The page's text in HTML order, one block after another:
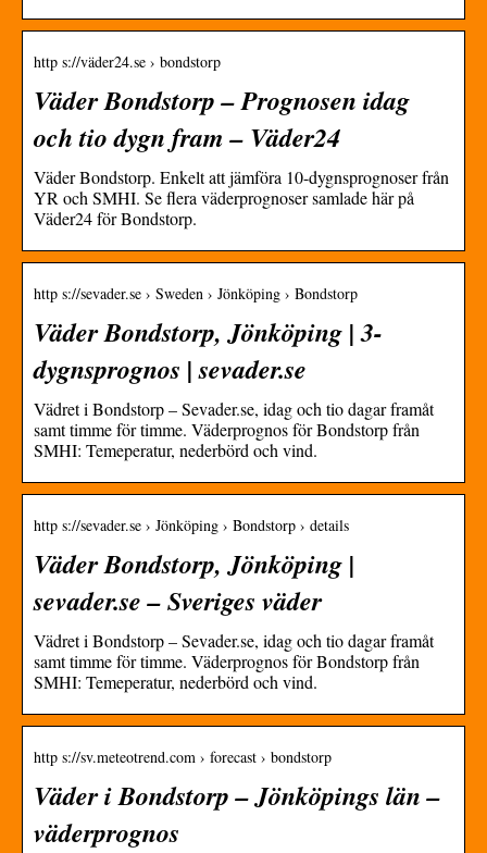
http s://väder24.se › bondstorp
Väder Bondstorp – Prognosen idag
och tio dygn fram – Väder24
Väder Bondstorp. Enkelt att jämföra 10-dygnsprognoser från
YR och SMHI. Se flera väderprognoser samlade här på
Väder24 för Bondstorp.
http s://sevader.se › Sweden › Jönköping › Bondstorp
Väder Bondstorp, Jönköping | 3-
dygnsprognos | sevader.se
Vädret i Bondstorp – Sevader.se, idag och tio dagar framåt
samt timme för timme. Väderprognos för Bondstorp från
SMHI: Temeperatur, nederbörd och vind.
http s://sevader.se › Jönköping › Bondstorp › details
Väder Bondstorp, Jönköping |
sevader.se – Sveriges väder
Vädret i Bondstorp – Sevader.se, idag och tio dagar framåt
samt timme för timme. Väderprognos för Bondstorp från
SMHI: Temeperatur, nederbörd och vind.
http s://sv.meteotrend.com › forecast › bondstorp
Väder i Bondstorp – Jönköpings län –
väderprognos